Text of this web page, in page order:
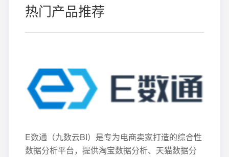
热门产品推荐
E数通（九数云BI）是专为电商卖家打造的综合性
数据分析平台，提供淘宝数据分析、天猫数据分